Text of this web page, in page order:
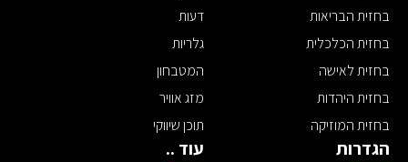
בחזית הבריאות
בחזית הכלכלית
בחזית לאישה
בחזית היהדות
בחזית המוזיקה
דעות
גלריות
המטבחון
מזג אוויר
תוכן שיווקי
הגדרות עוד ..